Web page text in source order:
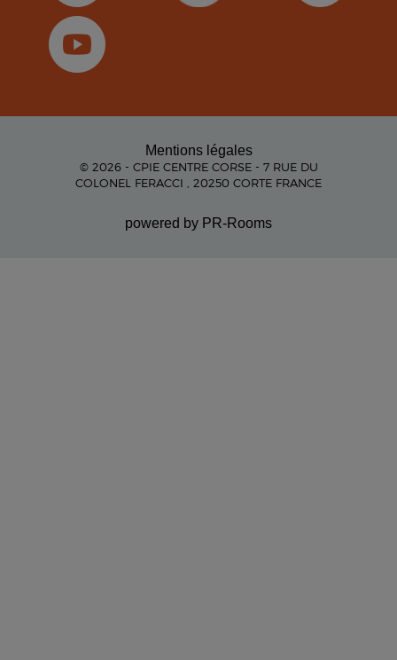
Mentions légales
© 2026 - CPIE CENTRE CORSE - 7 RUE DU
COLONEL FERACCI , 20250 CORTE FRANCE
powered by PR-Rooms